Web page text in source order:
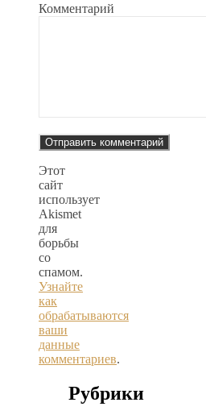
Комментарий
Этот
сайт
использует
Akismet
для
борьбы
со
спамом.
Узнайте
как
обрабатываются
ваши
данные
комментариев.
Рубрики